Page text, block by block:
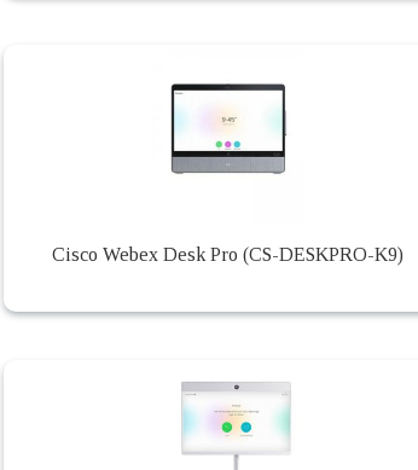
Cisco Webex Desk Pro (CS-DESKPRO-K9)